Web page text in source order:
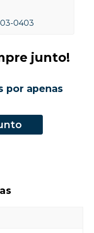
0403
junto!
por apenas